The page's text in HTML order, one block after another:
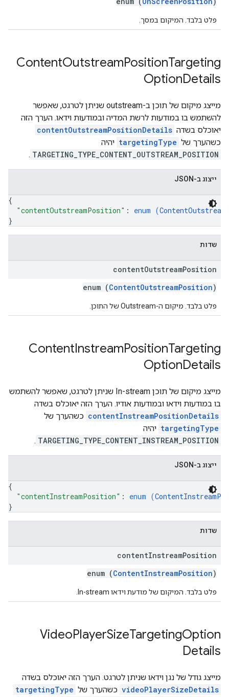
פלט בלבד. המיקום במסך.
ContentOutstreamPositionTargeting
OptionDetails
מייצג מיקום של תוכן ב-outstream שניתן לטרגט, שאפשר
להשתמש בו במודעות לרשת המדיה ובמודעות וידאו. הערך הזה
יאוכלס בשדה contentOutstreamPositionDetails
כשהערך של targetingType יהיה
TARGETING_TYPE_CONTENT_OUTSTREAM_POSITION
.
ייצוג ב-JSON
{
"contentOutstreamPosition" : enum (
}
שדות
contentOutstreamPosition
enum (ContentOutstreamPosition)
פלט בלבד. מיקום ה-Outstream של התוכן.
ContentInstreamPositionTargeting
OptionDetails
מייצג מיקום של תוכן In-stream שניתן לטרגט, שאפשר להשתמש
בו במודעות וידאו ובמודעות אודיו. הערך הזה יאוכלס בשדה
contentInstreamPositionDetails כשהערך של
targetingType יהיה
TARGETING_TYPE_CONTENT_INSTREAM_POSITION
.
ייצוג ב-JSON
{
"contentInstreamPosition" : enum (
}
שדות
contentInstreamPosition
enum (ContentInstreamPosition)
פלט בלבד. המיקום של מודעת וידאו In-stream.
VideoPlayerSizeTargetingOption
Details
מייצג גודל של נגן וידאו שניתן לטרגט. הערך הזה יאוכלס בשדה
videoPlayerSizeDetails כשהערך של targetingType